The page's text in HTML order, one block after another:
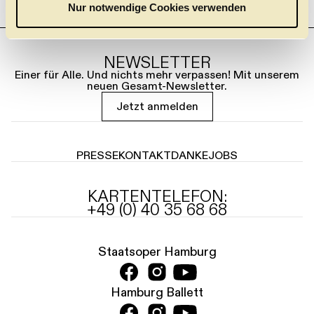
l
Nur notwendige Cookies verwenden
NEWSLETTER
Einer für Alle. Und nichts mehr verpassen! Mit unserem
neuen Gesamt-Newsletter.
Jetzt anmelden
PRESSEKONTAKTDANKEJOBS
KARTENTELEFON:
+49 (0) 40 35 68 68
Staatsoper Hamburg
Hamburg Ballett